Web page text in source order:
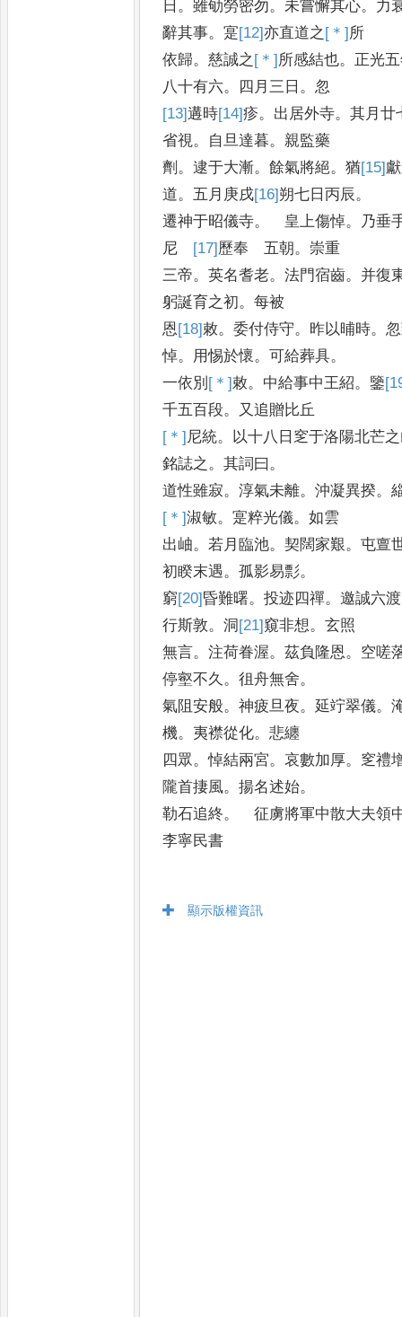
日 。雖劬勞密勿。未嘗懈其心。 力
辭其事。寔[12]亦直道之 [＊] 所
依歸。慈誠之 [＊] 所感結也。
正光
八十有六。 四月三日 。忽
[13]遘時[14]疹。 出居外寺。其月廿
省視。 自旦達暮。親監藥
劑 。逮于大漸。餘氣將絕。猶[15] 獻
道。五月庚戌[16] 朔七日丙辰。
遷神于昭儀寺。 皇上傷悼。
乃垂
尼
[17] 歷奉 五朝。 崇重
三帝。英名耆老。法門宿齒。 并復
躬誕育之初。每被
恩[18] 敕。委付侍守。 昨以晡時。
悼。 用惕於懷。可給葬具。
一依別 [＊] 敕。 中給事中王紹。鑒
千五百段。
又追贈比丘
[＊] 尼統。 以十八日窆于洛陽北芒
銘誌之。其詞曰 。
道性雖寂。淳氣未離。沖凝異揆。
[＊]淑敏。寔粹光儀。如雲
出岫。若月臨池。契闊家艱。屯亶
初睽末遇。孤影易彯。
窮[20] 昏難曙。投迹四禪。邀誠六渡
行斯敦。洞 [21] 窺非想。玄照
無言。注荷眷渥。茲負隆恩。 空嗟
停壑不久。徂舟無舍。
氣阻安般。神疲旦夜。 延竚翠儀。
機。 夷襟從化。悲纏
四眾。悼結兩宮。哀數加厚。 窆禮
隴首捿風。揚名述始。
勒石追終。
征虜將軍中散大夫
李寧民書
顯示版權資訊